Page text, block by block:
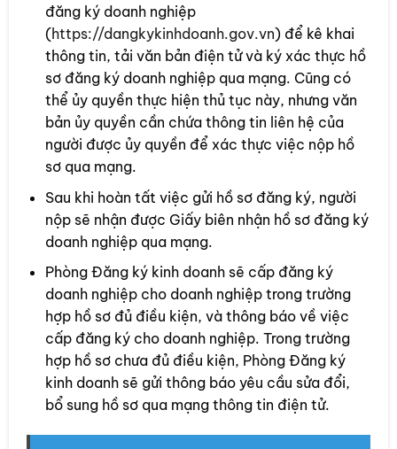
đăng ký doanh nghiệp
(https://dangkykinhdoanh.gov.vn) để kê khai
thông tin, tải văn bản điện tử và ký xác thực hồ
sơ đăng ký doanh nghiệp qua mạng. Cũng có
thể ủy quyền thực hiện thủ tục này, nhưng văn
bản ủy quyền cần chứa thông tin liên hệ của
người được ủy quyền để xác thực việc nộp hồ
sơ qua mạng.
Sau khi hoàn tất việc gửi hồ sơ đăng ký, người
nộp sẽ nhận được Giấy biên nhận hồ sơ đăng ký
doanh nghiệp qua mạng.
Phòng Đăng ký kinh doanh sẽ cấp đăng ký
doanh nghiệp cho doanh nghiệp trong trường
hợp hồ sơ đủ điều kiện, và thông báo về việc
cấp đăng ký cho doanh nghiệp. Trong trường
hợp hồ sơ chưa đủ điều kiện, Phòng Đăng ký
kinh doanh sẽ gửi thông báo yêu cầu sửa đổi,
bổ sung hồ sơ qua mạng thông tin điện tử.